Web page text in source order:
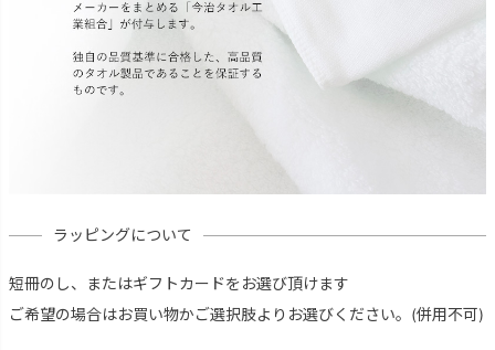
ラッピングについて
短冊のし、またはギフトカードをお選び頂けます
ご希望の場合はお買い物かご選択肢よりお選びください。(併用不可)